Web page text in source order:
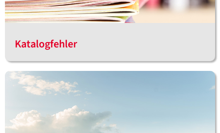
Katalogfehler